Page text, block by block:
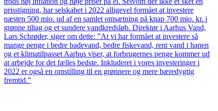
prisstigning, har selskabet i 2022 alligevel formået at investere
næsten 500 mio. ud af en samlet omsætning på knap 700 mio. kr. i
grønne tiltag og et sundere vandkredsløb. Direktør i Aarhus Vand,
Lars Schrøder, siger om dette: ”At vi har formået at investere så
mange penge i bedre badevand, bedre fiskevand, rent vand i hanen
og et klimatilpasset Aarhus viser, at forbrugernes penge kommer ud
at arbejde for det fælles bedste. Inkluderet i vores investeringer i
2022 er også en omstilling til en grønnere og mere bæredygtig
fremtid.”